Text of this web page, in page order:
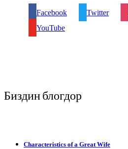
Facebook Twitter
YouTube
Биздин блогдор
Characteristics of a Great Wife